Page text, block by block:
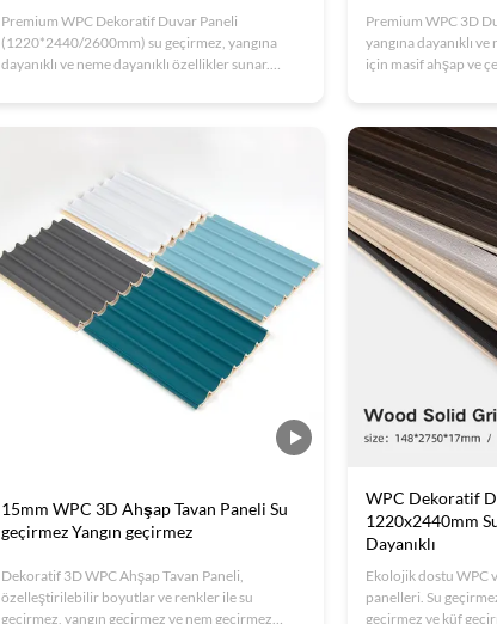
Premium WPC Dekoratif Duvar Paneli
(1220*2440/2600mm) su geçirmez, yangına
dayanıklı ve neme dayanıklı özellikler sunar.
Premium WPC 3D
yangına dayanıklı
için masif ahşap ve
için idealdir.
15mm WPC 3D Ahşap Tavan Paneli Su
geçirmez Yangın geçirmez
Dekoratif 3D WPC Ahşap Tavan Paneli,
özelleştirilebilir boyutlar ve renkler ile su
geçirmez, yangın geçirmez ve nem geçirmez
WPC Dekoratif
1220x2440mm
Dayanıklı
Ekolojik dostu WPC
panelleri. Su
geçirmez ve küf